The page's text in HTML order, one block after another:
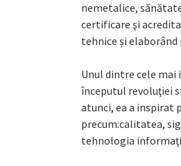
nemetalice,
certificare şi
tehnice și elaborând
Unul dintre cele mai
începutul revoluţiei
atunci, ea a inspirat
precum:calitatea,
tehnologia